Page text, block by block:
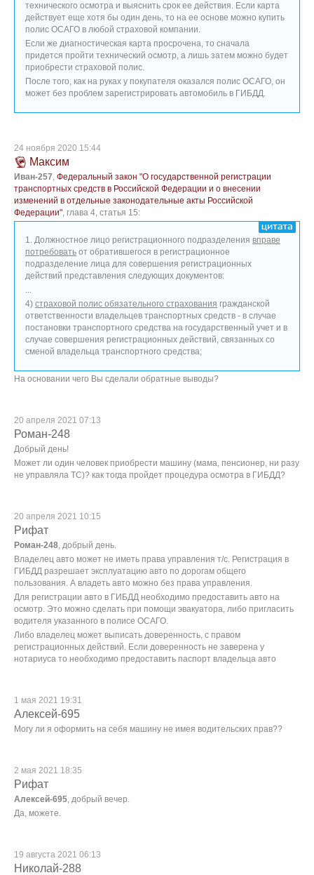
технического осмотра и выяснить срок ее действия. Если карта
действует еще хотя бы один день, то на ее основе можно купить
полис ОСАГО в любой страховой компании.
Если же диагностическая карта просрочена, то сначала
придется пройти технический осмотр, а лишь затем можно будет
приобрести страховой полис.
После того, как на руках у покупателя оказался полис ОСАГО, он
может без проблем зарегистрировать автомобиль в ГИБДД.
24 ноября 2020 15:44
Максим
Иван-257, Федеральный закон "О государственной регистрации
транспортных средств в Российской Федерации и о внесении
изменений в отдельные законодательные акты Российской
Федерации", глава 4, статья 15:
1. Должностное лицо регистрационного подразделения вправе
потребовать от обратившегося в регистрационное
подразделение лица для совершения регистрационных
действий представления следующих документов:
...
4) страховой полис обязательного страхования гражданской
ответственности владельцев транспортных средств - в случае
постановки транспортного средства на государственный учет и в
случае совершения регистрационных действий, связанных со
сменой владельца транспортного средства;
На основании чего Вы сделали обратные выводы?
20 апреля 2021 07:13
Роман-248
Добрый день!
Может ли один человек приобрести машину (мама, пенсионер, ни разу
не управляла ТС)? как тогда пройдет процедура осмотра в ГИБДД?
20 апреля 2021 10:15
Рифат
Роман-248, добрый день.
Владелец авто может не иметь права управления т/с. Регистрация в
ГИБДД разрешает эксплуатацию авто по дорогам общего
пользования. А владеть авто можно без права управления.
Для регистрации авто в ГИБДД необходимо предоставить авто на
осмотр. Это можно сделать при помощи эвакуатора, либо пригласить
водителя указанного в полисе ОСАГО.
Либо владелец может выписать доверенность, с правом
регистрационных действий. Если доверенность не заверена у
нотариуса то необходимо предоставить паспорт владельца авто
1 мая 2021 19:31
Алексей-695
Могу ли я оформить на себя машину не имея водительских прав??
2 мая 2021 18:35
Рифат
Алексей-695, добрый вечер.
Да, можете.
19 августа 2021 06:13
Николай-288